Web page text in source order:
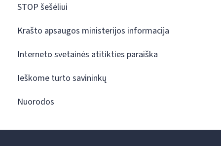
STOP šešėliui
Krašto apsaugos ministerijos informacija
Interneto svetainės atitikties paraiška
Ieškome turto savininkų
Nuorodos